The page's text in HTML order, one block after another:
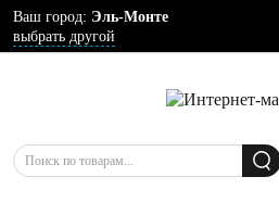
Ваш город: Эль-Монте
выбрать другой